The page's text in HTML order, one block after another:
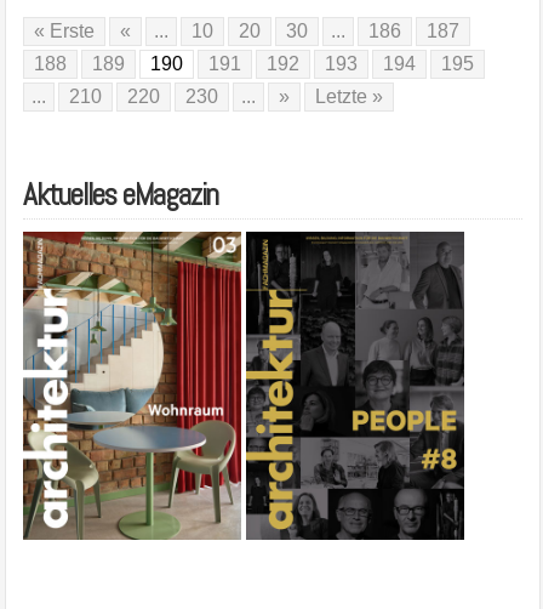
« Erste « ... 10 20 30 ... 186
187
188
189 190 191 192 193 194
195
...
210 220 230 ... » Letzte »
Aktuelles eMagazin